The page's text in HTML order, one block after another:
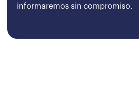
informaremos sin compromiso.